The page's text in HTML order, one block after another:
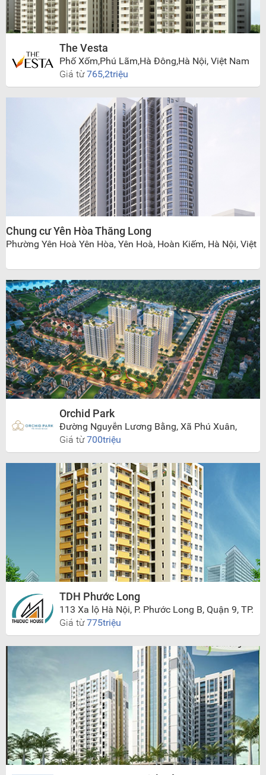
The Vesta
Phố Xốm,Phú Lãm,Hà Đông,Hà Nội, Việt Nam
Giá từ765,2triệu
Chung cư Yên Hòa Thăng Long
Phường Yên Hoà Yên Hòa, Yên Hoà, Hoàn Kiếm, Hà Nội, Việt
Orchid Park
Đường Nguyễn Lương Bằng, Xã Phú Xuân,
Huyện Nhà Bè, TP Hồ Chí Minh
Giá từ700triệu
TDH Phước Long
113 Xa lộ Hà Nội, P. Phước Long B, Quận 9, TP.
Hồ Chí Minh
Giá từ775triệu